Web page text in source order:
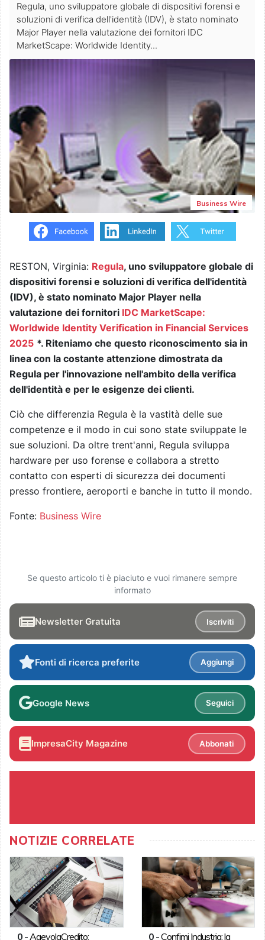
Regula, uno sviluppatore globale di dispositivi forensi e
soluzioni di verifica dell'identità (IDV), è stato nominato
Major Player nella valutazione dei fornitori IDC
MarketScape: Worldwide Identity...
Business Wire
RESTON, Virginia: Regula, uno sviluppatore globale di
dispositivi forensi e soluzioni di verifica dell'identità
(IDV), è stato nominato Major Player nella
valutazione dei fornitori IDC MarketScape:
Worldwide Identity Verification in Financial Services
2025 *. Riteniamo che questo riconoscimento sia in
linea con la costante attenzione dimostrata da
Regula per l'innovazione nell'ambito della verifica
dell'identità e per le esigenze dei clienti.
Ciò che differenzia Regula è la vastità delle sue
competenze e il modo in cui sono state sviluppate le
sue soluzioni. Da oltre trent'anni, Regula sviluppa
hardware per uso forense e collabora a stretto
contatto con esperti di sicurezza dei documenti
presso frontiere, aeroporti e banche in tutto il mondo.
Fonte: Business Wire
Se questo articolo ti è piaciuto e vuoi rimanere sempre
informato
Newsletter Gratuita Iscriviti
Fonti di ricerca preferite Aggiungi
Google News Seguici
ImpresaCity Magazine Abbonati
NOTIZIE CORRELATE
0- AgevolaCredito: 0 -Confimi Industria: la